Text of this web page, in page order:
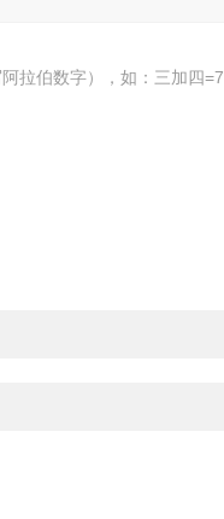
拉伯数字），如：三加四=7